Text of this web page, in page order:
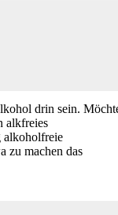
drin sein.
alkfreies
alkoholfreie
zu machen das